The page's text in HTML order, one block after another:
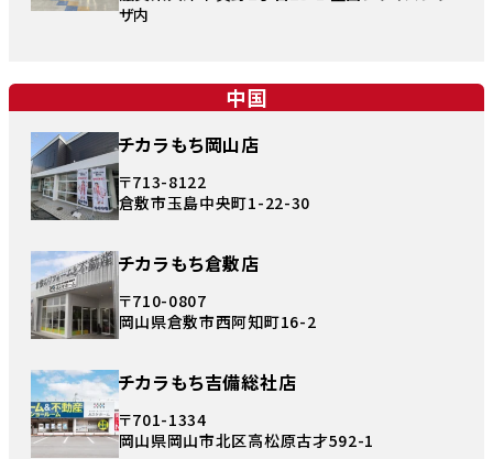
ザ内
中国
チカラもち岡山店
〒713-8122
倉敷市玉島中央町1-22-30
チカラもち倉敷店
〒710-0807
岡山県倉敷市西阿知町16-2
チカラもち吉備総社店
〒701-1334
岡山県岡山市北区高松原古才592-1